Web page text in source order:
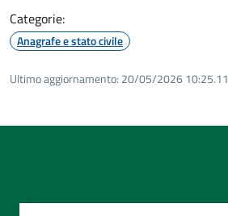
Categorie:
Anagrafe e stato civile
Ultimo aggiornamento: 20/05/2026 10:25.11